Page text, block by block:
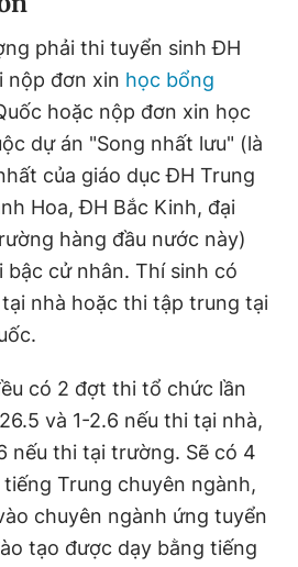
RSS Tòa soạn Chính sách bảo
Toàn
trực: Hải Thành
Dũng
Hưng
Trung
GP - BTTTT cấp ngày 24.3.2020
về Báo Thanh Niên. Cấm sao
không có sự chấp thuận bằng văn
JSC.
phải thi tuyển sinh ĐH
nộp đơn xin học bổng
hoặc nộp đơn xin học
dự án "Song nhất lưu" (là
của giáo dục ĐH Trung
Hoa, ĐH Bắc Kinh, đại
hàng đầu nước này)
bậc cử nhân. Thí sinh có
nhà hoặc thi tập trung tại
có 2 đợt thi tổ chức lần
và 1-2.6 nếu thi tại nhà,
nếu thi tại trường. Sẽ có 4
Trung chuyên ngành,
chuyên ngành ứng tuyển
tạo được dạy bằng tiếng